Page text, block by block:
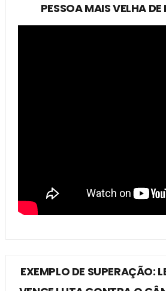
PESSOA MAIS VELHA
EXEMPLO DE SUPERAÇÃO: